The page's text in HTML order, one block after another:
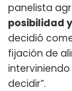
panelista
posibilidad
decidió
fijación de
decidir”.